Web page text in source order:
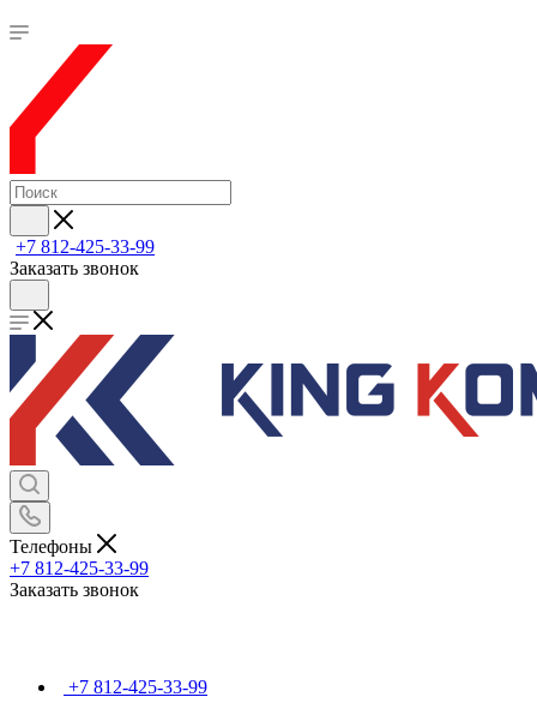
+7 812-425-33-99
Заказать звонок
Телефоны
+7 812-425-33-99
Заказать звонок
+7 812-425-33-99